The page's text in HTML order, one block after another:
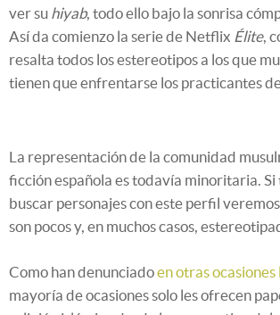
ver su hiyab, todo ello bajo la sonrisa
Así da comienzo la serie de Netflix Élite,
resalta todos los estereotipos a los que
tienen que enfrentarse los practicantes
La representación de la comunidad
ficción española es todavía minoritaria.
buscar personajes con este perfil
son pocos y, en muchos casos,
Como han denunciadoen otras ocasiones
mayoría de ocasiones solo les ofrecen